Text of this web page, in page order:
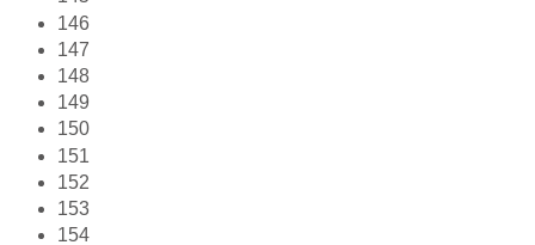
146
147
148
149
150
151
152
153
154